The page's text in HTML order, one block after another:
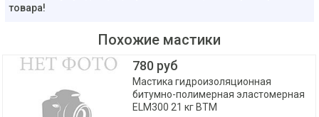
товара!
Похожие мастики
780 руб
Мастика гидроизоляционная
битумно-полимерная эластомерная
ELM300 21 кг BTM